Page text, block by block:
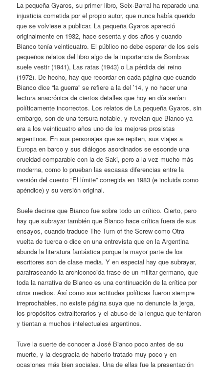
La pequeña Gyaros, su primer libro, Seix-Barral ha reparado una
injusticia cometida por el propio autor, que nunca había querido
que se volviese a publicar. La pequeña Gyaros apareció
originalmente en 1932, hace sesenta y dos años y cuando
Bianco tenía veinticuatro. El público no debe esperar de los seis
pequeños relatos del libro algo de la importancia de Sombras
suele vestir (1941), Las ratas (1943) o La pérdida del reino
(1972). De hecho, hay que recordar en cada página que cuando
Bianco dice “la guerra” se refiere a la del ’14, y no hacer una
lectura anacrónica de ciertos detalles que hoy en día serían
políticamente incorrectos. Los relatos de La pequeña Gyaros, sin
embargo, son de una tersura notable, y revelan que Bianco ya
era a los veinticuatro años uno de los mejores prosistas
argentinos. En sus personajes que se repiten, sus viajes a
Europa en barco y sus diálogos asordinados se esconde una
crueldad comparable con la de Saki, pero a la vez mucho más
moderna, como lo prueban las escasas diferencias entre la
versión del cuento “El límite” corregida en 1983 (e incluida como
apéndice) y su versión original.
Suele decirse que Bianco fue sobre todo un crítico. Cierto, pero
hay que subrayar también que Bianco hace crítica fuera de sus
ensayos, cuando traduce The Turn of the Screw como Otra
vuelta de tuerca o dice en una entrevista que en la Argentina
abunda la literatura fantástica porque la mayor parte de los
escritores son de clase media. Y en especial hay que subrayar,
parafraseando la archiconocida frase de un militar germano, que
toda la narrativa de Bianco es una continuación de la crítica por
otros medios. Así como sus actitudes políticas fueron siempre
irreprochables, no existe página suya que no denuncie la jerga,
los propósitos extraliterarios y el abuso de la lengua que tentaron
y tientan a muchos intelectuales argentinos.
Tuve la suerte de conocer a José Bianco poco antes de su
muerte, y la desgracia de haberlo tratado muy poco y en
ocasiones más bien sociales. Una de ellas fue la presentación